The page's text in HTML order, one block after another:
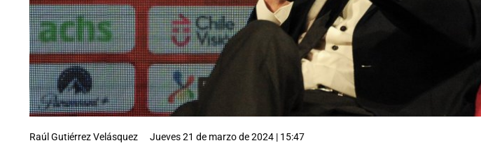
Raúl Gutiérrez Velásquez Jueves 21 de marzo de 2024 | 15:47